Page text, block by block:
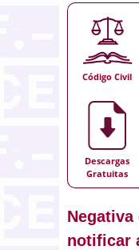
Código Civil
Descargas
Gratuitas
notificar